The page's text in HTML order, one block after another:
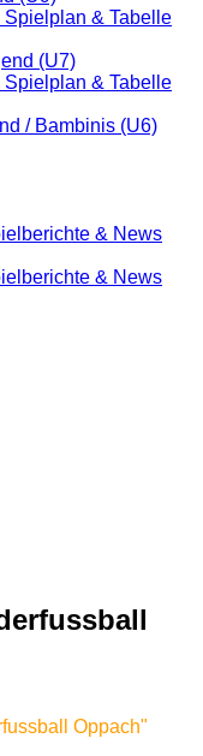
& Tabelle
(U7)
& Tabelle
/ Bambinis (U6)
& News
& News
Oppach"